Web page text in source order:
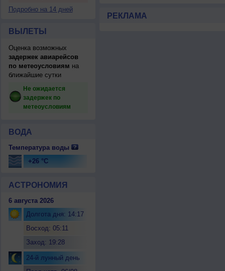
Подробно на 14 дней
ВЫЛЕТЫ
Оценка возможных
задержек авиарейсов
по метеоусловиям на
ближайшие сутки
Не ожидается
задержек по
метеоусловиям
ВОДА
Температура воды
+26 °C
АСТРОНОМИЯ
6 августа 2026
Долгота дня: 14:17
Восход: 05:11
Заход: 19:28
24-й лунный день
РЕКЛАМА